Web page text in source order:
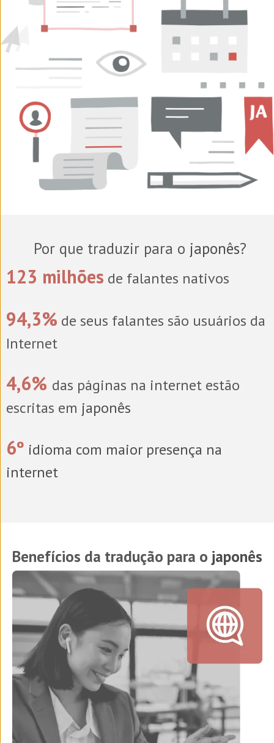
Por que traduzir para o japonês?
123 milhões de falantes nativos
94,3% de seus falantes são usuários da
Internet
4,6% das páginas na internet estão
escritas em japonês
6º idioma com maior presença na
internet
Benefícios da tradução para o japonês